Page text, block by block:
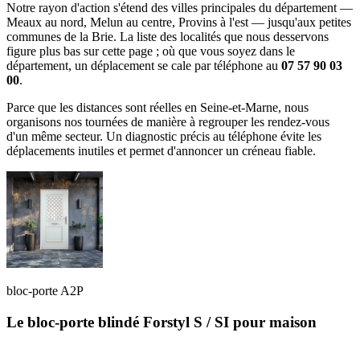
Notre rayon d'action s'étend des villes principales du département —
Meaux au nord, Melun au centre, Provins à l'est — jusqu'aux petites
communes de la Brie. La liste des localités que nous desservons
figure plus bas sur cette page ; où que vous soyez dans le
département, un déplacement se cale par téléphone au 07 57 90 03
00.
Parce que les distances sont réelles en Seine-et-Marne, nous
organisons nos tournées de manière à regrouper les rendez-vous
d'un même secteur. Un diagnostic précis au téléphone évite les
déplacements inutiles et permet d'annoncer un créneau fiable.
bloc-porte A2P
Le bloc-porte blindé Forstyl S / SI pour maison